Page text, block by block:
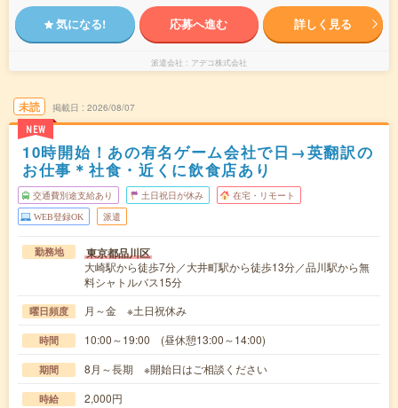
気になる! 応募へ進む 詳しく見る
派遣会社 アデコ株式会社
未読
NEW
掲載日 2026/08/07
10時開始！あの有名ゲーム会社で日→英翻訳の
お仕事＊社食・近くに飲食店あり
交通費別途支給あり 土日祝日が休み 在宅・リモート
WEB登録OK 派遣
勤務地 東京都品川区
大崎駅から徒歩7分／大井町駅から徒歩13分／品川駅から無
料シャトルバス15分
曜日頻度 月～金 ※土日祝休み
時間 10:00～19:00 (昼休憩13:00～14:00)
期間 8月～長期 ※開始日はご相談ください
時給 2,000円